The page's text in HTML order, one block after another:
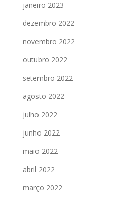
janeiro 2023
dezembro 2022
novembro 2022
outubro 2022
setembro 2022
agosto 2022
julho 2022
junho 2022
maio 2022
abril 2022
março 2022